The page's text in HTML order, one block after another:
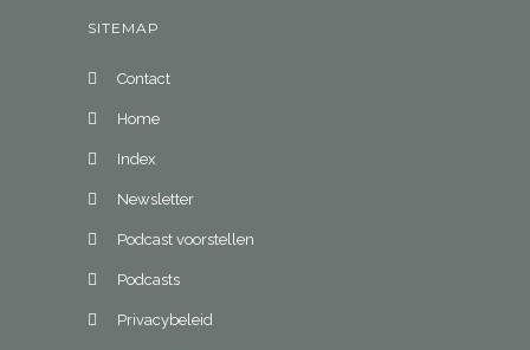
SITEMAP
Contact
Home
Index
Newsletter
Podcast voorstellen
Podcasts
Privacybeleid